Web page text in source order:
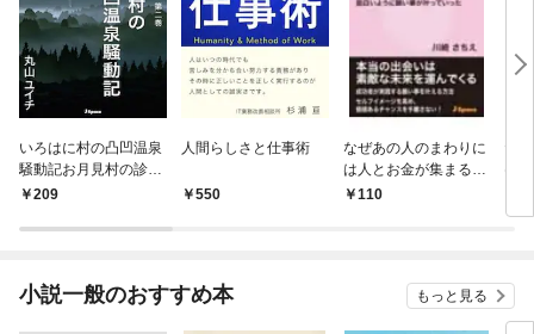
いろはに村の凸凹温泉
騒動記お月見村の診療
所 第二巻
209
人間らしさと仕事術
550
なぜあの人のまわりに
は人とお金が集まるの
か私はこれを始めたら
110
た
「
小説一般のおすすめ本 もっと見る